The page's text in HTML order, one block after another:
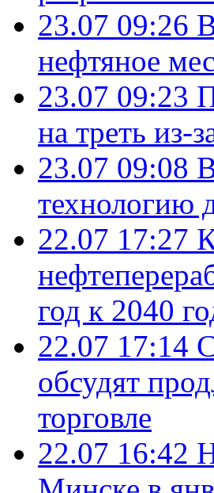
23.07 09:26
нефтяное
23.07 09:23
на треть из-
23.07 09:08
технологию
22.07 17:27
год к 2040
22.07 17:14
обсудят
торговле
22.07 16:42